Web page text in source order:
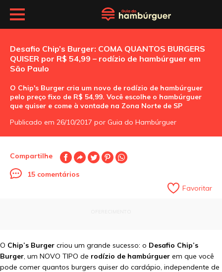
Desafio Chip’s Burger: COMA QUANTOS BURGERS
QUISER por R$ 54,99 – rodízio de hambúrguer em
São Paulo
O Chip's Burger cria um novo de rodízio de hambúrguer
pelo preço fixo de R$ 54,99. Você escolhe o hambúrguer
que quiser e come à vontade na Zona Norte de SP
Publicado em 26/10/2017 por Guia do Hambúrguer
Compartilhe
15 comentários
Favoritar
O Chip’s Burger criou um grande sucesso: o Desafio Chip’s
Burger, um NOVO TIPO de rodízio de hambúrguer em que você
pode comer quantos burgers quiser do cardápio, independente de